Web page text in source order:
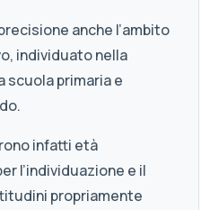
anche l’ambito
individuato nella
scuola primaria e
infatti età
l’individuazione e il
propriamente